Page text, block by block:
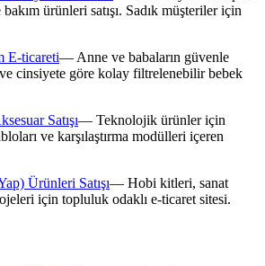
ürünleri satışı. Sadık müşteriler için
E-ticareti— Anne ve babaların güvenle
ve cinsiyete göre kolay filtrelenebilir bebek
Satışı— Teknolojik ürünler için
ve karşılaştırma modülleri içeren
Ürünleri Satışı— Hobi kitleri, sanat
için topluluk odaklı e-ticaret sitesi.